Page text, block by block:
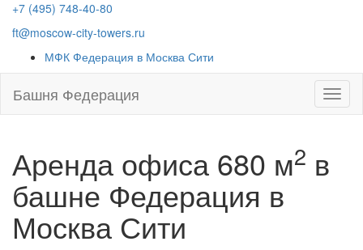
+7 (495) 748-40-80
ft@moscow-city-towers.ru
МФК Федерация в Москва Сити
Башня Федерация
Аренда офиса 680 м2 в
башне Федерация в
Москва Сити